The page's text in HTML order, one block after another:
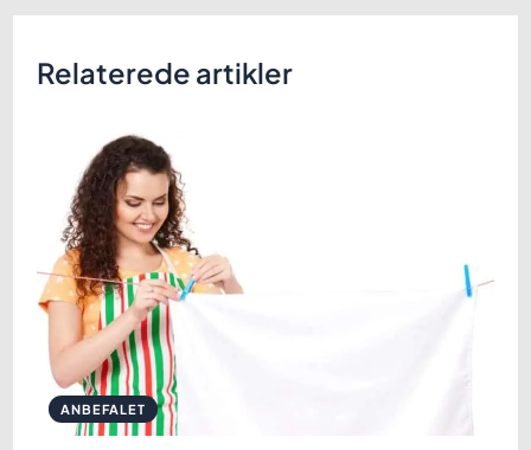
Relaterede artikler
ANBEFALET